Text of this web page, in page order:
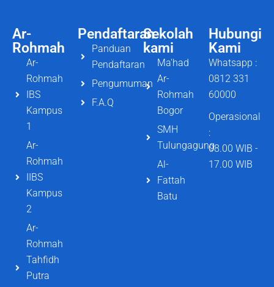
Ar-
Rohmah
Ar-
Rohmah
IBS
Kampus
1
Ar-
Rohmah
IIBS
Kampus
2
Ar-
Rohmah
Tahfidh
Putra
Pendaftaran
Panduan
Pendaftaran
Pengumuman
F.A.Q
Hubungi
Kami
Whatsapp :
0812 331
60000
Operasional
:
08.00 WIB -
17.00 WIB
Sekolah
kami
Ma'had
Ar-
Rohmah
Bogor
SMH
Tulungagung
Al-
Fattah
Batu